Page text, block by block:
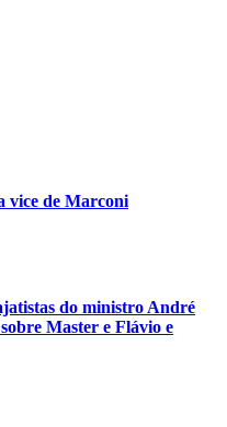
vice de Marconi
do ministro André
Master e Flávio e